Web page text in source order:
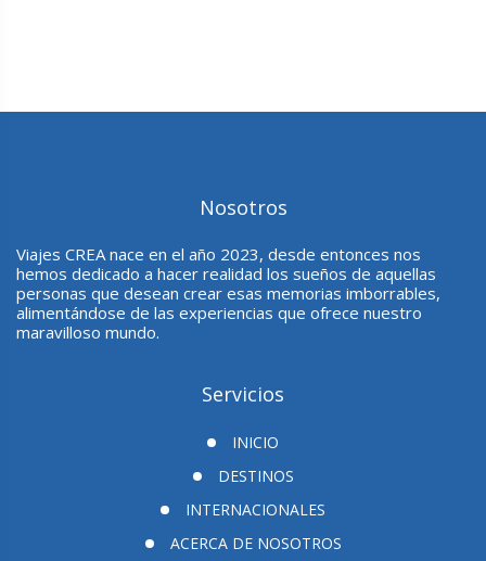
Nosotros
Viajes CREA nace en el año 2023, desde entonces nos
hemos dedicado a hacer realidad los sueños de aquellas
personas que desean crear esas memorias imborrables,
alimentándose de las experiencias que ofrece nuestro
maravilloso mundo.
Servicios
INICIO
DESTINOS
INTERNACIONALES
ACERCA DE NOSOTROS